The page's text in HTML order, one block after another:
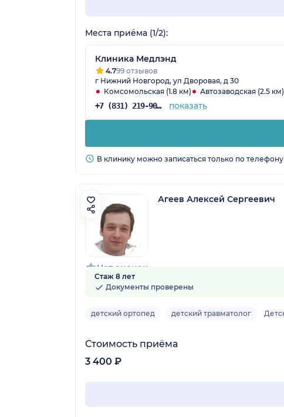
Места приёма (1/2):
Клиника Медлэнд
4.799 отзывов
г Нижний Новгород, ул Дворовая, д 30
Комсомольская (1.8 км)
Автозаводская (2.5 км)
+7 (831) 219-90-69 показать
В клинику можно записаться только по телефону
Нет оценок
Агеев Алексей Сергеевич
Стаж 8 лет
Документы проверены
детский ортопед детский травматолог
Стоимость приёма
3 400 ₽